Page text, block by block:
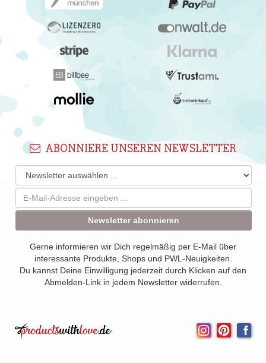
ABONNIERE UNSEREN NEWSLETTER
Newsletter abonnieren
Gerne informieren wir Dich regelmäßig per E-Mail über
interessante Produkte, Shops und PWL-Neuigkeiten.
Du kannst Deine Einwilligung jederzeit durch Klicken auf den
Abmelden-Link in jedem Newsletter widerrufen.